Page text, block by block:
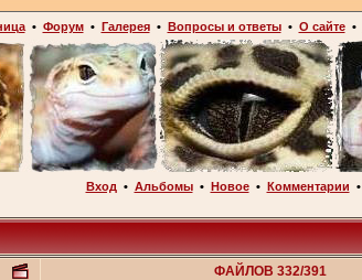
• Форум• Галерея• Вопросы и ответы• О сайте•
Вход • Альбомы• Новое• Комментарии •
ФАЙЛОВ 332/391